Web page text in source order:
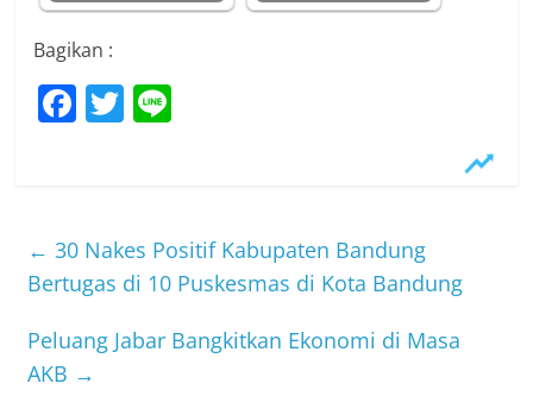
Bagikan :
F
b
o
o
k
T
← 30 Nakes Positif Kabupaten Bandung
Bertugas di 10 Puskesmas di Kota Bandung
Peluang Jabar Bangkitkan Ekonomi di Masa
AKB →